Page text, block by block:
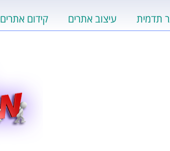
תדמית עיצוב אתרים קידום אתרים